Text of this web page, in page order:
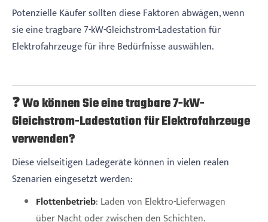
Potenzielle Käufer sollten diese Faktoren abwägen, wenn
sie eine tragbare 7-kW-Gleichstrom-Ladestation für
Elektrofahrzeuge für ihre Bedürfnisse auswählen.
❓ Wo können Sie eine tragbare 7-kW-
Gleichstrom-Ladestation für Elektrofahrzeuge
verwenden?
Diese vielseitigen Ladegeräte können in vielen realen
Szenarien eingesetzt werden:
Flottenbetrieb: Laden von Elektro-Lieferwagen